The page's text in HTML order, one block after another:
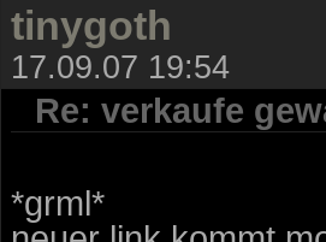
tinygoth
17.09.07 19:54
Re: verkaufe
*grml*